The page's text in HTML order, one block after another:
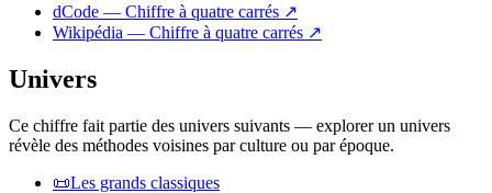
dCode — Chiffre à quatre carrés ↗
Wikipédia — Chiffre à quatre carrés ↗
Univers
Ce chiffre fait partie des univers suivants — explorer un univers
révèle des méthodes voisines par culture ou par époque.
📜Les grands classiques